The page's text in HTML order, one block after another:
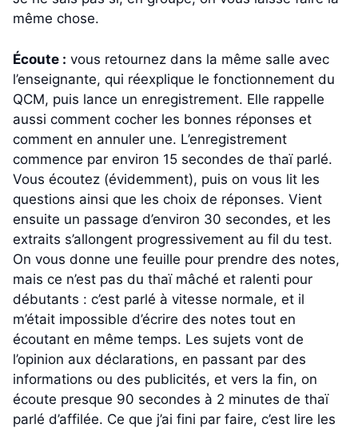
même chose.
Écoute : vous retournez dans la même salle avec
l’enseignante, qui réexplique le fonctionnement du
QCM, puis lance un enregistrement. Elle rappelle
aussi comment cocher les bonnes réponses et
comment en annuler une. L’enregistrement
commence par environ 15 secondes de thaï parlé.
Vous écoutez (évidemment), puis on vous lit les
questions ainsi que les choix de réponses. Vient
ensuite un passage d’environ 30 secondes, et les
extraits s’allongent progressivement au fil du test.
On vous donne une feuille pour prendre des notes,
mais ce n’est pas du thaï mâché et ralenti pour
débutants : c’est parlé à vitesse normale, et il
m’était impossible d’écrire des notes tout en
écoutant en même temps. Les sujets vont de
l’opinion aux déclarations, en passant par des
informations ou des publicités, et vers la fin, on
écoute presque 90 secondes à 2 minutes de thaï
parlé d’affilée. Ce que j’ai fini par faire, c’est lire les